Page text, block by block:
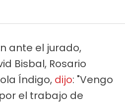
ante el jurado,
Bisbal, Rosario
Índigo, dijo: "Vengo
el trabajo de